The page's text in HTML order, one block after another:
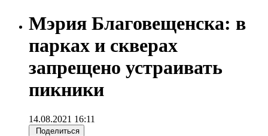
Мэрия Благовещенска: в
парках и скверах
запрещено устраивать
пикники
14.08.2021 16:11
Поделиться